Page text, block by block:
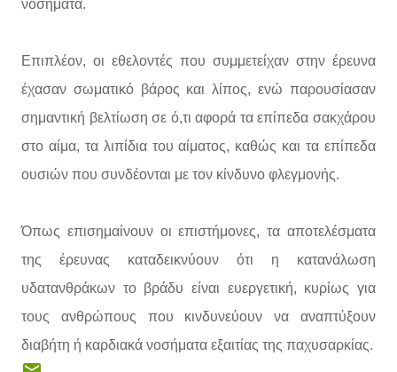
νοσήματα.
Επιπλέον, οι εθελοντές που συμμετείχαν στην έρευνα
έχασαν σωματικό βάρος και λίπος, ενώ παρουσίασαν
σημαντική βελτίωση σε ό,τι αφορά τα επίπεδα σακχάρου
στο αίμα, τα λιπίδια του αίματος, καθώς και τα επίπεδα
ουσιών που συνδέονται με τον κίνδυνο φλεγμονής.
Όπως επισημαίνουν οι επιστήμονες, τα αποτελέσματα
της έρευνας καταδεικνύουν ότι η κατανάλωση
υδατανθράκων το βράδυ είναι ευεργετική, κυρίως για
τους ανθρώπους που κινδυνεύουν να αναπτύξουν
διαβήτη ή καρδιακά νοσήματα εξαιτίας της παχυσαρκίας.